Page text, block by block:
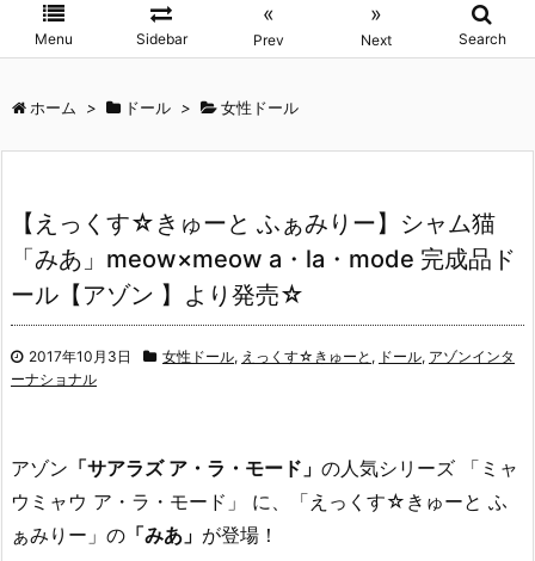
Menu Sidebar
«
Prev
»
Next Search
ホーム > ドール > 女性ドール
【えっくす☆きゅーと ふぁみりー】シャム猫
「みあ」meow×meow a・la・mode 完成品ド
ール【アゾン 】より発売☆
2017年10月3日 女性ドール, えっくす☆きゅーと , ドール, アゾンインタ
ーナショナル
アゾン 「サアラズ ア・ラ・モード」 の人気シリーズ 「ミャ
ウミャウ ア・ラ・モード」 に、「えっくす☆きゅーと ふ
ぁみりー」の 「みあ」 が登場！